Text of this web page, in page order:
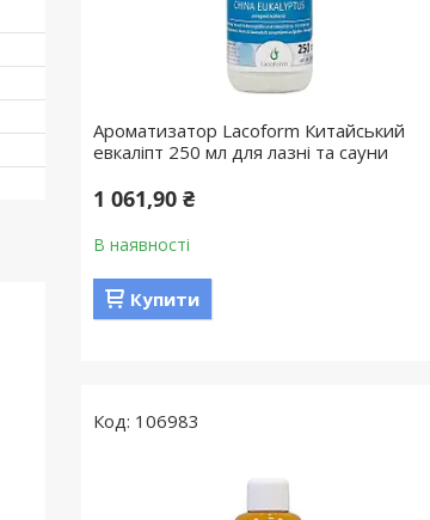
Ароматизатор Lacoform Китайський
евкаліпт 250 мл для лазні та сауни
1 061,90 ₴
В наявності
Купити
106983